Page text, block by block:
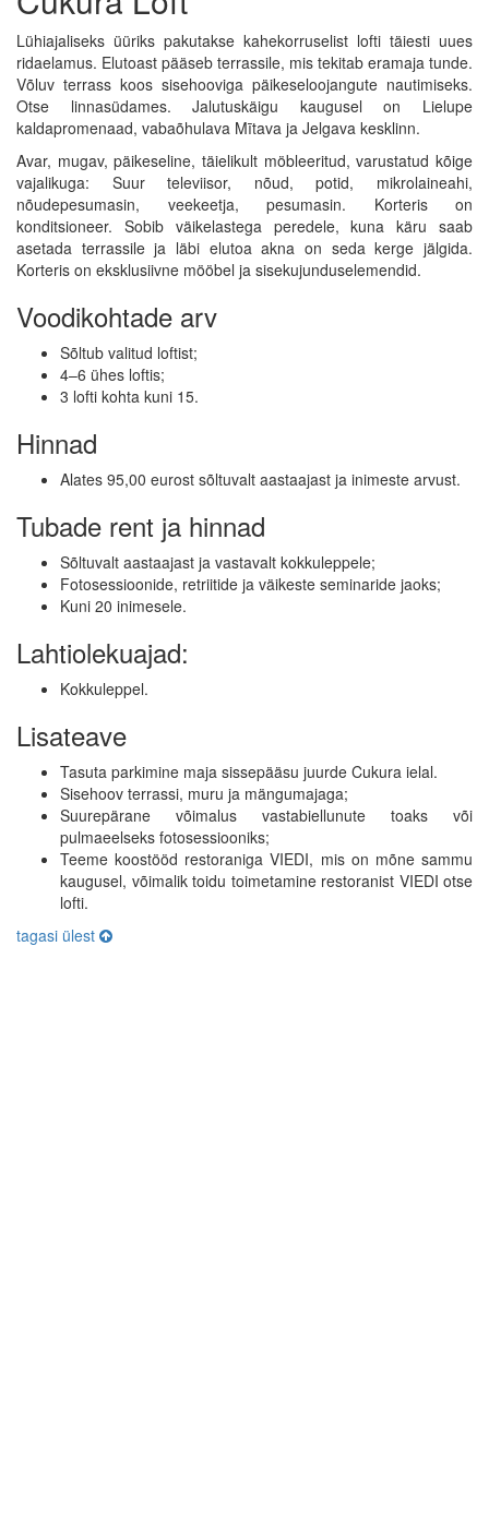
Lühiajaliseks üüriks pakutakse kahekorruselist lofti täiesti uues
ridaelamus. Elutoast pääseb terrassile, mis tekitab eramaja tunde.
Võluv terrass koos sisehooviga päikeseloojangute nautimiseks.
Otse linnasüdames. Jalutuskäigu kaugusel on Lielupe
kaldapromenaad, vabaõhulava Mītava ja Jelgava kesklinn.
Avar, mugav, päikeseline, täielikult möbleeritud, varustatud kõige
vajalikuga: Suur televiisor, nõud, potid, mikrolaineahi,
nõudepesumasin, veekeetja, pesumasin. Korteris on
konditsioneer. Sobib väikelastega peredele, kuna käru saab
asetada terrassile ja läbi elutoa akna on seda kerge jälgida.
Korteris on eksklusiivne mööbel ja sisekujunduselemendid.
Voodikohtade arv
Sõltub valitud loftist;
4–6 ühes loftis;
3 lofti kohta kuni 15.
Hinnad
Alates 95,00 eurost sõltuvalt aastaajast ja inimeste arvust.
Tubade rent ja hinnad
Sõltuvalt aastaajast ja vastavalt kokkuleppele;
Fotosessioonide, retriitide ja väikeste seminaride jaoks;
Kuni 20 inimesele.
Lahtiolekuajad:
Kokkuleppel.
Lisateave
Tasuta parkimine maja sissepääsu juurde Cukura ielal.
Sisehoov terrassi, muru ja mängumajaga;
Suurepärane võimalus vastabiellunute toaks või
pulmaeelseks fotosessiooniks;
Teeme koostööd restoraniga VIEDI, mis on mõne sammu
kaugusel, võimalik toidu toimetamine restoranist VIEDI otse
lofti.
tagasi ülest